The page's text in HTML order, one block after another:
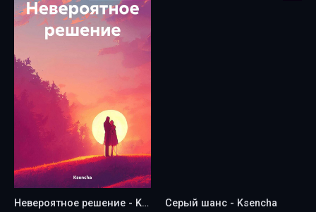
Невероятное решение - Ksencha Серый шанс - Ksencha